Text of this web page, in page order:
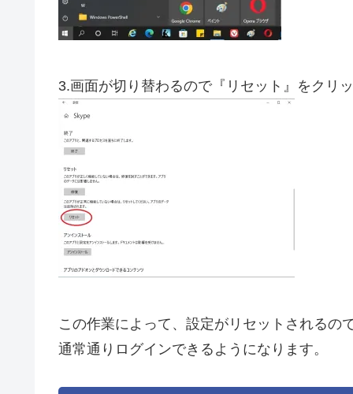
3.画面が切り替わるので『リセット』をクリッ
この作業によって、設定がリセットされるの
通常通りログインできるようになります。